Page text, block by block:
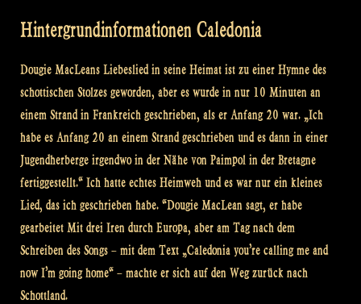
Hintergrundinformationen Caledonia
Dougie MacLeans Liebeslied in seine Heimat ist zu einer Hymne des
schottischen Stolzes geworden, aber es wurde in nur 10 Minuten an
einem Strand in Frankreich geschrieben, als er Anfang 20 war. „Ich
habe es Anfang 20 an einem Strand geschrieben und es dann in einer
Jugendherberge irgendwo in der Nähe von Paimpol in der Bretagne
fertiggestellt.“ Ich hatte echtes Heimweh und es war nur ein kleines
Lied, das ich geschrieben habe. “Dougie MacLean sagt, er habe
gearbeitet Mit drei Iren durch Europa, aber am Tag nach dem
Schreiben des Songs – mit dem Text „Caledonia you’re calling me and
now I’m going home“ – machte er sich auf den Weg zurück nach
Schottland.